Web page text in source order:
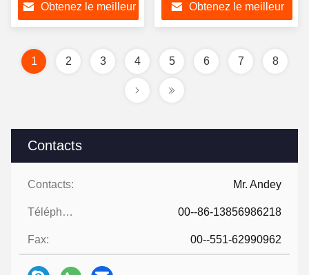
Contacts
Contacts: Mr. Andey
Téléphone: 00--86-13856986218
Fax: 00--551-62990962
entraînement au golf
Obtenez le meilleur
centralObtenez le meilleur
1 2 3 4 5 6 7 8